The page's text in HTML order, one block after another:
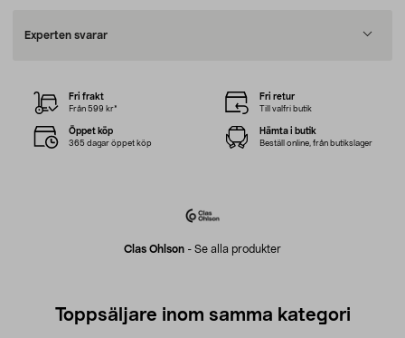
Experten svarar
Clas Ohlson - Se alla produkter
Fri frakt
Från 599 kr*
Fri retur
Till valfri butik
Öppet köp
365 dagar öppet köp
Hämta i butik
Beställ online, från butikslager
Toppsäljare inom samma kategori